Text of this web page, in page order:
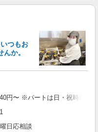
つもお
か。
円〜 ※パートは日・祝時給100
日応相談